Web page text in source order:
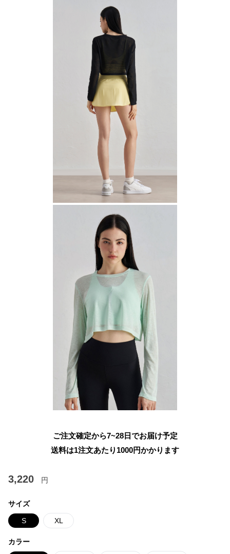
ご注文確定から7~28日でお届け予定
送料は1注文あたり 1000円かかります
3,220 円
サイズ
S XL
カラー